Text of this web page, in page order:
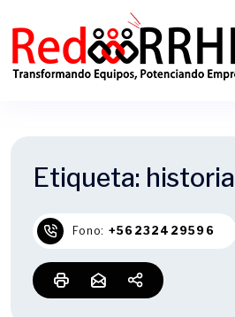
Etiqueta: historia
Fono: +56232429596